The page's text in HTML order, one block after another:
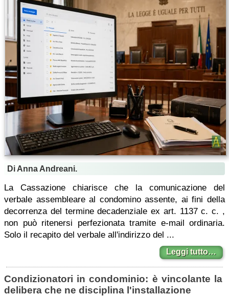
Di Anna Andreani.
La Cassazione chiarisce che la comunicazione del
verbale assembleare al condomino assente, ai fini della
decorrenza del termine decadenziale ex art. 1137 c. c. ,
non può ritenersi perfezionata tramite e-mail ordinaria.
Solo il recapito del verbale all'indirizzo del ...
Leggi tutto…
Condizionatori in condominio: è vincolante la
delibera che ne disciplina l'installazione